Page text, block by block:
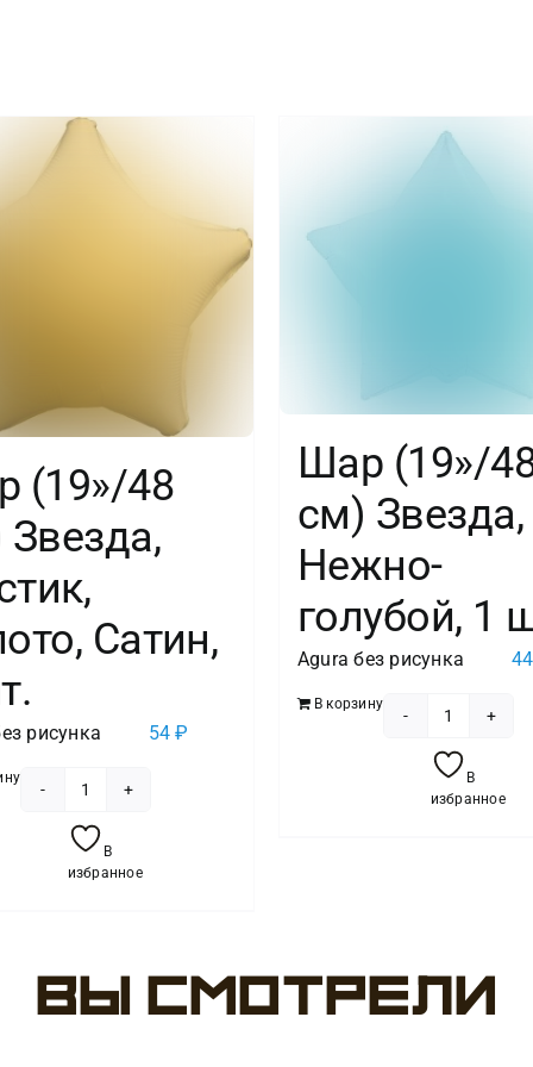
(19»/48
Сатин,
рисунка 54₽
товара
Шар
Мистик,
В
избранное
Шар (19»/
см) Звезда,
Нежно-
голубой, 1
Agura без рисунка
В корзину
товара
Шар
шт.
В
избранное
Вы смотрели